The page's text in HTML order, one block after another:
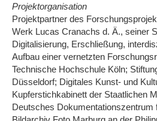
Projektorganisation
Projektpartner des
Werk Lucas Cranachs d. Ä., seiner
Digitalisierung, Erschließung,
Aufbau einer vernetzten
Technische Hochschule Köln;
Düsseldorf; Digitales Kunst- und
Kupferstichkabinett der Staatlichen
Deutsches Dokumentationszentrum